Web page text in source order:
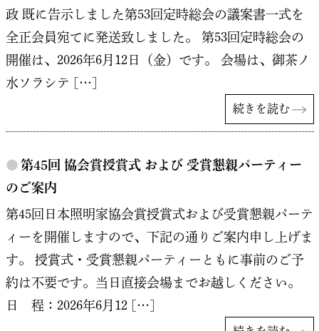
政 既に告示しました第53回定時総会の議案書一式を
全正会員宛てに発送致しました。 第53回定時総会の
開催は、2026年6月12日（金）です。 会場は、御茶ノ
水ソラシテ […]
続きを読む
● 第45回 協会賞授賞式 および 受賞懇親パーティー
のご案内
第45回日本照明家協会賞授賞式および受賞懇親パーテ
ィーを開催しますので、下記の通りご案内申し上げま
す。 授賞式・受賞懇親パーティーともに事前のご予
約は不要です。当日直接会場までお越しください。
日 程：2026年6月12 […]